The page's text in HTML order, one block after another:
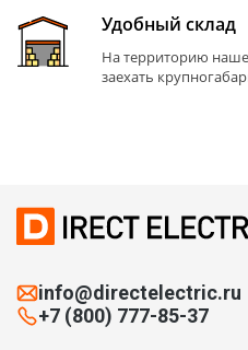
Удобный склад
На территорию
заехать
info@directelectric.ru
+7 (800) 777-85-37